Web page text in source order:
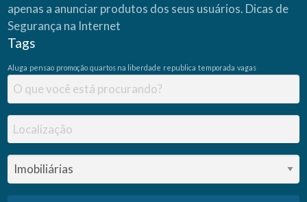
apenas a anunciar produtos dos seus usuários. Dicas de
Segurança na Internet
Tags
Aluga pensao promoção quartos na liberdade republica temporada vagas